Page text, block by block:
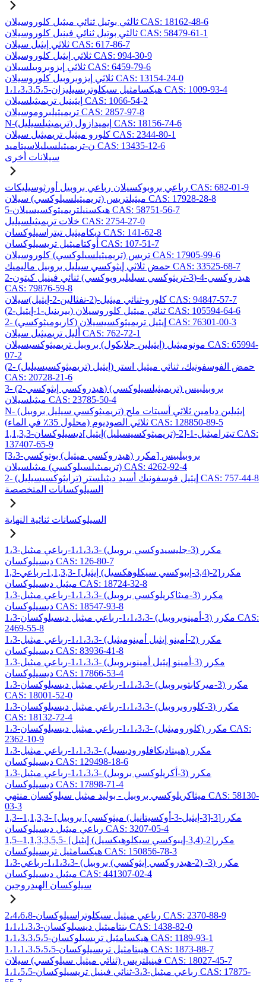
ثالثي بوتيل ثنائي ميثيل كلوروسيلان CAS: 18162-48-6
ثالثي بوتيل ثنائي فينيل كلوروسيلان CAS: 58479-61-1
ثلاثي إيثيل سيلان CAS: 617-86-7
ثلاثي إيثيل كلوروسيلان CAS: 994-30-9
ثلاثي إيزوبروبيلسيلان CAS: 6459-79-6
ثلاثي إيزوبروبيل كلوروسيلان CAS: 13154-24-0
1،1،3،3،5،5-هيكسامثيل سيكلوتريسيليزان CAS: 1009-93-4
إيثينيل تريميثيلسيلان CAS: 1066-54-2
تريميثيلبروموسيلان CAS: 2857-97-8
N-(تريميثيلسيليل) إيميدازول CAS: 18156-74-6
كلورو ميثيل تريميثيل سيلان CAS: 2344-80-1
ن-تريميثيلسيليلاسيتاميد CAS: 13435-12-6
سيلانات أخرى
رباعي بروبوكسيلان رباعي بروبيل أورثوسيليكات CAS: 682-01-9
ميثيلتريس (تريميثيلسيلوكسي) سيلان CAS: 17928-28-8
5-هيكسنيلتريميثوكسيسيلان CAS: 58751-56-7
خلات تريميثيلسيليل CAS: 2754-27-0
ديكاميثيل تيتراسيلوكسان CAS: 141-62-8
أوكتاميثيل تريسيلوكسان CAS: 107-51-7
تريس (تريميثيلسيلوكسي) كلوروسيلان CAS: 17905-99-6
حمض ثلاثي إيثوكسي سيليل بروبيل ماليميك CAS: 33525-68-7
2-هيدروكسي-4-(3-تريثوكسي سيليلبروبوكسي) ثنائي فينيل كيتون
CAS: 79876-59-8
كلورو-ثنائي ميثيل-(2-نفثالين-2-إيثيل)سيلان CAS: 94847-57-7
(2-بيرينيل-1-إيثيل) ثنائي ميثيل كلوروسيلان CAS: 105594-64-6
2- (كاربوميثوكسي) إيثيل تريميثوكسيسيلان CAS: 76301-00-3
أليل تريميثيل سيلان CAS: 762-72-1
مونوميثيل (إيثيلين جلايكول) بروبيل تريميثوكسيسيلان CAS: 65994-
07-2
(2- (تريميثوكسيسيليل) إيثيل) حمض الفوسفونيك، ثنائي ميثيل استر
CAS: 20728-21-6
3- (2-هيدروكسي إيثوكسي) بروبيلبيس (تريميثيلسيلوكسي)
ميثيلسيلان CAS: 23785-50-4
N- (تريميثوكسي سيليل بروبيل) إيثيلين ديامين ثلاثي أسيتات ملح
ثلاثي الصوديوم (محلول 35٪ في الماء) CAS: 128850-89-5
1,1,3,3-تيتراميثيل-1-[2-(تريميثوكسيسيليل)إيثيل]ديسيلوكسان CAS:
137407-65-9
[3،3-مكرر (هيدروكسي ميثيل) بوتوكسي] بروبيلبيس
(تريميثيلسيلوكسي) ميثيلسيلان CAS: 4262-92-4
2- (ترايثوكسيسيليل) إيثيل فوسفونيك أسيد ديثيلستر CAS: 757-44-8
السيلوكسانات المتخصصة
السيلوكسانات ثنائية النهاية
1،3-مكرر (3-جليسيدوكسي بروبيل) -1،1،3،3-رباعي ميثيل
ديسيلوكسان CAS: 126-80-7
1,3-مكرر[2-(3,4-إيبوكسي سيكلوهكسيل) إيثيل] -1,1,3,3-رباعي
ميثيل ديسيلوكسان CAS: 18724-32-8
1،3-مكرر (3-ميثاكريلوكسي بروبيل) -1،1،3،3-رباعي ميثيل
ديسيلوكسان CAS: 18547-93-8
1،3-مكرر (3-أمينوبروبيل) -1،1،3،3-رباعي ميثيل ديسيلوكسان CAS:
2469-55-8
1،3-مكرر (2-أمينو إيثيل أمينوميثيل) -1،1،3،3-رباعي ميثيل
ديسيلوكسان CAS: 83936-41-8
1،3-مكرر (3-أمينو إيثيل أمينوبروبيل) -1،1،3،3-رباعي ميثيل
ديسيلوكسان CAS: 17866-53-4
1،3-مكرر (3-ميركابتوبروبيل) -1،1،3،3-رباعي ميثيل ديسيلوكسان
CAS: 18001-52-0
1،3-مكرر (3-كلوروبروبيل) -1،1،3،3-رباعي ميثيل ديسيلوكسان
CAS: 18132-72-4
1،3-مكرر (كلوروميثيل) -1،1،3،3-رباعي ميثيل ديسيلوكسان CAS:
2362-10-9
1،3-مكرر (هيبتاديكافلوروديسيل) -1،1،3،3-رباعي ميثيل
ديسيلوكسان CAS: 129498-18-6
1،3-مكرر (3-أكريلوكسي بروبيل) -1،1،3،3-رباعي ميثيل
ديسيلوكسان CAS: 17898-71-4
ميثاكريلوكسي بروبيل - بوليد ميثيل سيلوكسان منتهي CAS: 58130-
03-3
1,3-مكرر[3-[3-إيثيل-3-أوكسيتانيل) ميثوكسي] بروبيل] -1,1,3,3-
رباعي ميثيل ديسيلوكسان CAS: 3207-05-4
1,5-مكرر[2-(3,4-إيبوكسي سيكلوهيكسيل) إيثيل] -1,1,3,3,5,5-
هيكسامثيل تريسيلوكسان CAS: 150856-78-3
1،3-مكرر (3- (2-هيدروكسي إيثوكسي) بروبيل) -1،1،3،3-رباعي
ميثيل ديسيلوكسان CAS: 441307-02-4
سيلوكسان الهيدروجين
2،4،6،8-رباعي ميثيل سيكلوتراسيلوكسان CAS: 2370-88-9
1،1،1،3،3-بنتاميثيل ديسيلوكسان CAS: 1438-82-0
1،1،3،3،5،5-هيكسامثيل تريسيلوكسان CAS: 1189-93-1
1،1،1،3،5،5،5-هيبتامثيل تريسيلوكسان CAS: 1873-88-7
فينيلتريس (ثنائي ميثيل سيلوكسي) سيلان CAS: 18027-45-7
1،1،5،5-رباعي ميثيل-3،3-ثنائي فينيل تريسيلوكسان CAS: 17875-